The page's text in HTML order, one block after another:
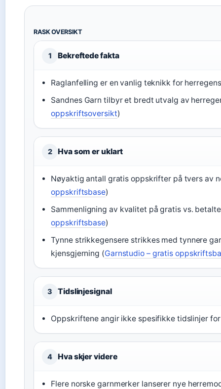
RASK OVERSIKT
1 Bekreftede fakta
Raglanfelling er en vanlig teknikk for
Sandnes Garn tilbyr et bredt utvalg av
oppskriftsoversikt)
2 Hva som er uklart
Nøyaktig antall gratis oppskrifter på tvers av
oppskriftsbase)
Sammenligning av kvalitet på gratis vs.
oppskriftsbase)
Tynne strikkegensere strikkes med tynnere
kjensgjerning (Garnstudio – gratis
3 Tidslinjesignal
Oppskriftene angir ikke spesifikke tidslinjer
4 Hva skjer videre
Flere norske garnmerker lanserer nye